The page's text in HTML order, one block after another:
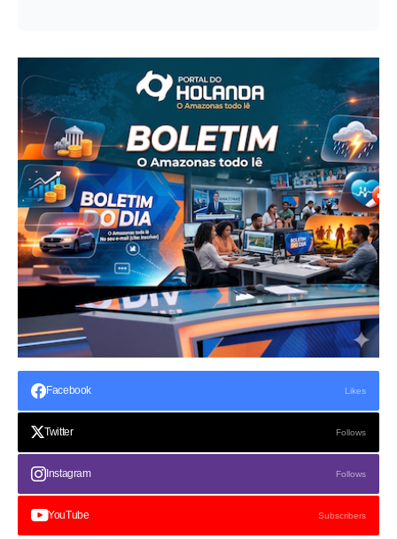
Facebook Likes
Twitter Follows
Instagram Follows
YouTube Subscribers